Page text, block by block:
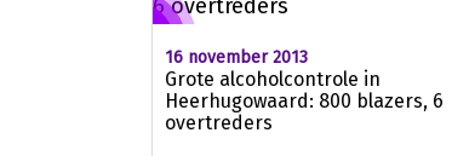
16 november 2013
Grote alcoholcontrole in
Heerhugowaard: 800 blazers, 6
overtreders